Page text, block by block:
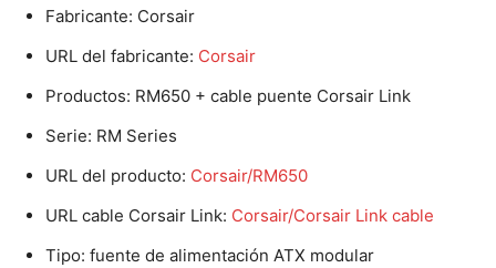
Fabricante: Corsair
URL del fabricante: Corsair
Productos: RM650 + cable puente Corsair Link
Serie: RM Series
URL del producto: Corsair/RM650
URL cable Corsair Link: Corsair/Corsair Link cable
Tipo: fuente de alimentación ATX modular